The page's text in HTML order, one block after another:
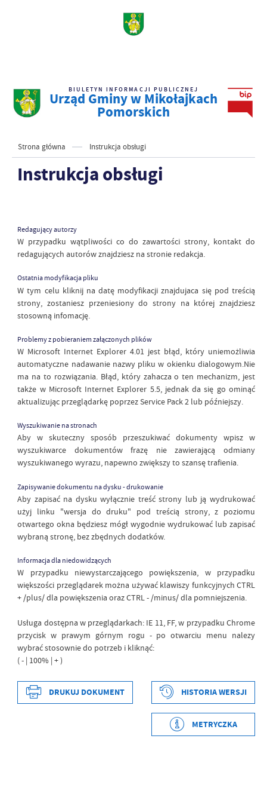
BIULETYN INFORMACJI PUBLICZNEJ
Urząd Gminy w Mikołajkach
Pomorskich
Strona główna Instrukcja obsługi
Instrukcja obsługi
Redagujący autorzy
W przypadku wątpliwości co do zawartości strony, kontakt do
redagujących autorów znajdziesz na stronie redakcja.
Ostatnia modyfikacja pliku
W tym celu kliknij na datę modyfikacji znajdujaca się pod treścią
strony, zostaniesz przeniesiony do strony na której znajdziesz
stosowną infomację.
Problemy z pobieraniem załączonych plików
W Microsoft Internet Explorer 4.01 jest błąd, który uniemożliwia
automatyczne nadawanie nazwy pliku w okienku dialogowym.Nie
ma na to rozwiązania. Błąd, który zahacza o ten mechanizm, jest
także w Microsoft Internet Explorer 5.5, jednak da się go ominąć
aktualizując przeglądarkę poprzez Service Pack 2 lub późniejszy.
Wyszukiwanie na stronach
Aby w skuteczny sposób przeszukiwać dokumenty wpisz w
wyszukiwarce dokumentów frazę nie zawierającą odmiany
wyszukiwanego wyrazu, napewno zwiększy to szansę trafienia.
Zapisywanie dokumentu na dysku - drukowanie
Aby zapisać na dysku wyłącznie treść strony lub ją wydrukować
użyj linku "wersja do druku" pod treścią strony, z poziomu
otwartego okna będziesz mógł wygodnie wydrukować lub zapisać
wybraną stronę, bez zbędnych dodatków.
Informacja dla niedowidzących
W przypadku niewystarczającego powiększenia, w przypadku
większości przeglądarek można używać klawiszy funkcyjnych CTRL
+ /plus/ dla powiększenia oraz CTRL - /minus/ dla pomniejszenia.
Usługa dostępna w przeglądarkach: IE 11, FF, w przypadku Chrome
przycisk w prawym górnym rogu - po otwarciu menu nalezy
wybrać stosownie do potrzeb i kliknąć:
( - | 100% | + )
Data wytworzenia 2020-01-21 10:48:47
Obsługa Techniczna
2020-01-21 10:48:53
DRUKUJ DOKUMENT HISTORIA WERSJI
METRYCZKA